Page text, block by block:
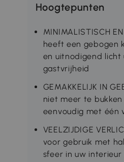
Hoogtepunten
MINIMALISTISCH
heeft een gebogen
en uitnodigend licht
gastvrijheid
GEMAKKELIJK IN
niet meer te
eenvoudig met één
VEELZIJDIGE
voor gebruik met
sfeer in uw interieur